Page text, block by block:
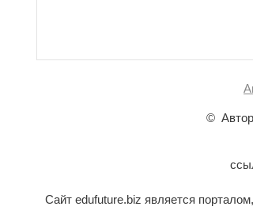
© Автор
Сайт edufuture.biz является